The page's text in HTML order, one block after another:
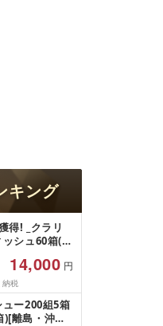
キング
得! _クラリ
シュ60箱(1
ュ ティッシ
常備品 生
い [配送不可
県]
14,000 円
税
ー200組5箱
)[離島・沖縄